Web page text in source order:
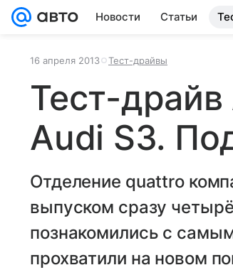
Новости Статьи
16 апреля 2013 Тест-драйвы
Тест-драйв
Audi S3.
Отделение quattro
выпуском сразу
познакомились с
прохватили на новом